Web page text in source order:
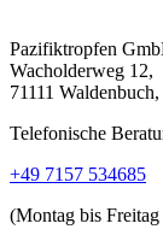
Pazifiktropfen
Wacholderweg 12,
71111
Telefonische
+49 7157 534685
(Montag bis